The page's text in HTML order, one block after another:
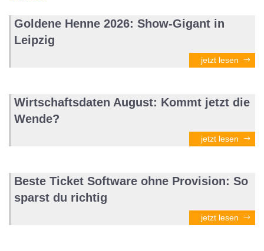
Goldene Henne 2026: Show-Gigant in
Leipzig
jetzt lesen
Wirtschaftsdaten August: Kommt jetzt die
Wende?
jetzt lesen
Beste Ticket Software ohne Provision: So
sparst du richtig
jetzt lesen